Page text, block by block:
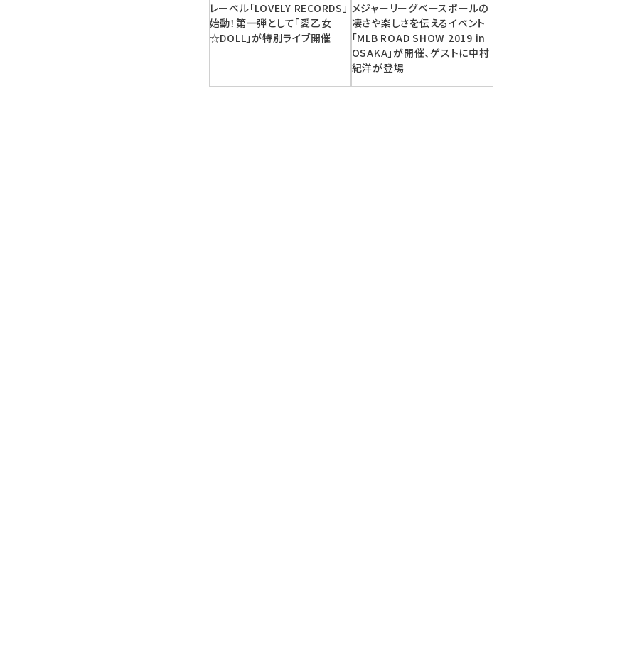
レーベル「LOVELY RECORDS」
始動！第一弾として「愛乙女
☆DOLL」が特別ライブ開催
メジャーリーグベースボールの
凄さや楽しさを伝えるイベント
「MLB ROAD SHOW 2019 in
OSAKA」が開催、ゲストに中村
紀洋が登場